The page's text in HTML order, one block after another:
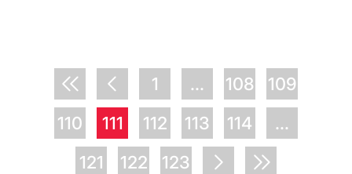
1 ... 108
109
110
111 112 113 114
...
121
122 123